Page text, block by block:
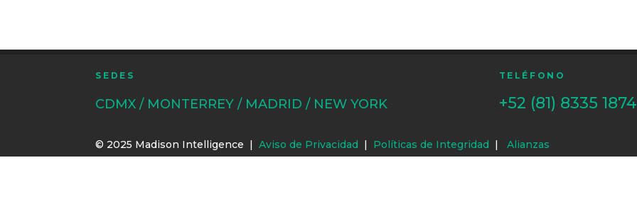
SEDES
CDMX / MONTERREY / MADRID / NEW YORK
TELÉFONO
+52 (81) 8335 1874
© 2025 Madison Intelligence |Aviso de Privacidad | Políticas de Integridad |Alianzas